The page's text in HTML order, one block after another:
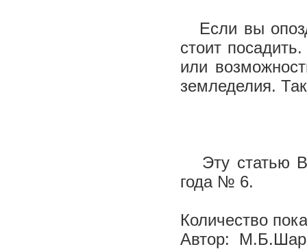
Если вы
стоит
или
земледелия.
Эту статью
года № 6.
Количество
Автор: